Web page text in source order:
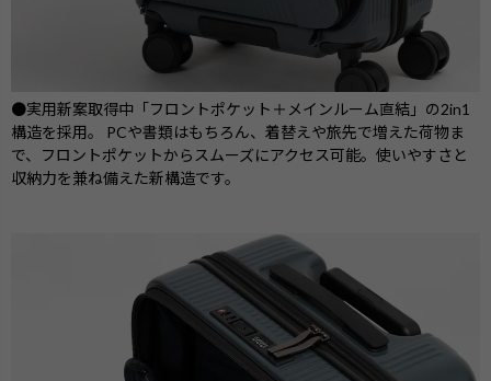
●実用新案取得中「フロントポケット＋メインルーム直結」の2in1
構造を採用。 PCや書類はもちろん、着替えや旅先で増えた荷物ま
で、フロントポケットからスムーズにアクセス可能。使いやすさと
収納力を兼ね備えた新構造です。